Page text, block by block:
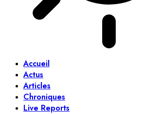
Accueil
Actus
Articles
Chroniques
Live Reports